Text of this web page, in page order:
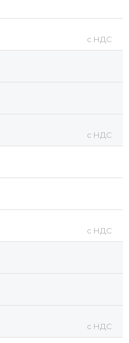
с НДС
с НДС
с НДС
с НДС